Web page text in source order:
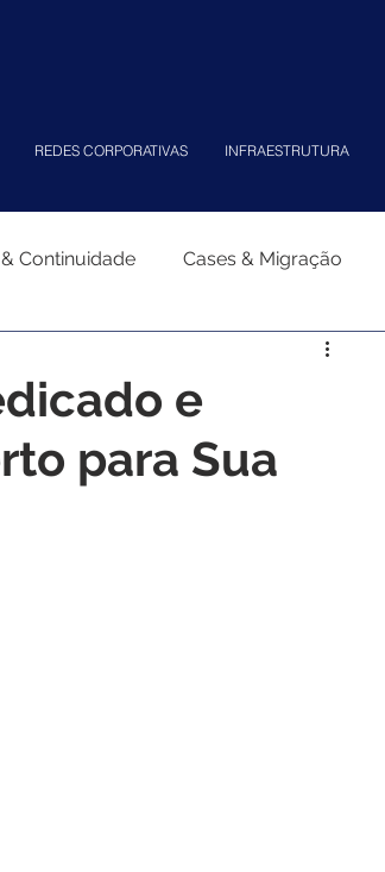
REDES CORPORATIVAS INFRAESTRUTURA
Continuidade Cases & Migração
e
para Sua